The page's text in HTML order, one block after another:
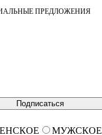
ПРЕДЛОЖЕНИЯ
Подписаться
МУЖСКОЕ